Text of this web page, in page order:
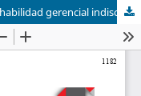
Comunicación Interna Organizacional: habilidad gerencial indiscutible para la vida laboral